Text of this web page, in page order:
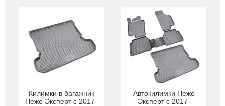
Килимки в багажник
Пежо Эксперт с 2017-
Автокилимки Пежо
Эксперт с 2017-